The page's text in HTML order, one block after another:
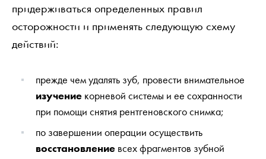
придерживаться определенных правил
осторожности и применять следующую схему
действий:
прежде чем удалять зуб, провести внимательное
изучение корневой системы и ее сохранности
при помощи снятия рентгеновского снимка;
по завершении операции осуществить
восстановление всех фрагментов зубной